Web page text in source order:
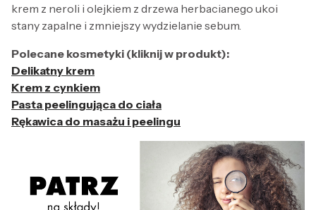
krem z neroli i olejkiem z drzewa herbacianego ukoi
stany zapalne i zmniejszy wydzielanie sebum.
Polecane kosmetyki (kliknij w produkt):
Delikatny krem
Krem z cynkiem
Pasta peelingująca do ciała
Rękawica do masażu i peelingu